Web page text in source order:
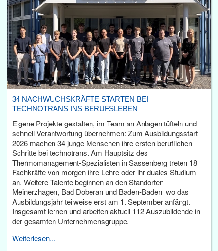
34 NACHWUCHSKRÄFTE STARTEN BEI
TECHNOTRANS INS BERUFSLEBEN
Eigene Projekte gestalten, im Team an Anlagen tüfteln und
schnell Verantwortung übernehmen: Zum Ausbildungsstart
2026 machen 34 junge Menschen ihre ersten beruflichen
Schritte bei technotrans. Am Hauptsitz des
Thermomanagement-Spezialisten in Sassenberg treten 18
Fachkräfte von morgen ihre Lehre oder ihr duales Studium
an. Weitere Talente beginnen an den Standorten
Meinerzhagen, Bad Doberan und Baden-Baden, wo das
Ausbildungsjahr teilweise erst am 1. September anfängt.
Insgesamt lernen und arbeiten aktuell 112 Auszubildende in
der gesamten Unternehmensgruppe.
Weiterlesen...